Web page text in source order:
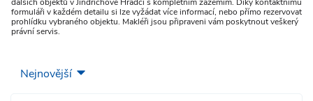
formuláři v každém detailu si lze vyžádat více informací, nebo přímo rezervovat
prohlídku vybraného objektu. Makléři jsou připraveni vám poskytnout veškerý
právní servis.